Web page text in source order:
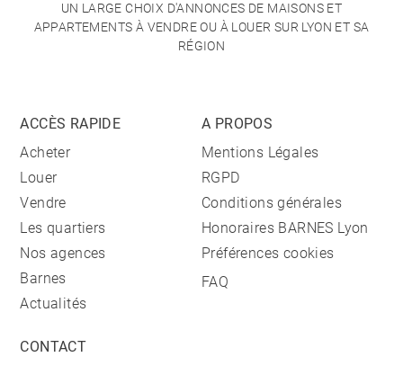
UN LARGE CHOIX D'ANNONCES DE MAISONS ET
APPARTEMENTS À VENDRE OU À LOUER SUR LYON ET SA
RÉGION
ACCÈS RAPIDE
Acheter
Louer
Vendre
Les quartiers
Nos agences
Barnes
Actualités
A PROPOS
Mentions Légales
RGPD
Conditions générales
Honoraires BARNES Lyon
Préférences cookies
FAQ
CONTACT